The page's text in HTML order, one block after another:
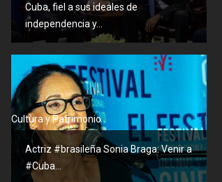
Cuba, fiel a sus ideales de
independencia y...
Cultura y Patrimonio
Actriz #brasileña Sonia Braga: Venir a
#Cuba...